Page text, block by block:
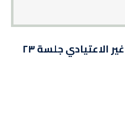
ايضاح بشأن التداول غير الاعتيادي جلسة ٢٣